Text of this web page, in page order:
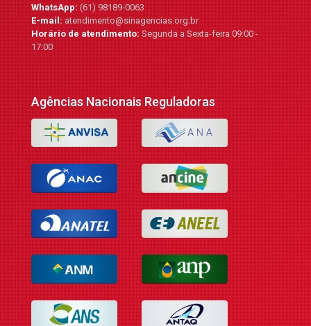
WhatsApp:(61) 98189-0063
E-mail:atendimento@sinagencias.org.br
Horário de atendimento:Segunda a Sexta-feira 09:00 -
17:00
Agências Nacionais Reguladoras